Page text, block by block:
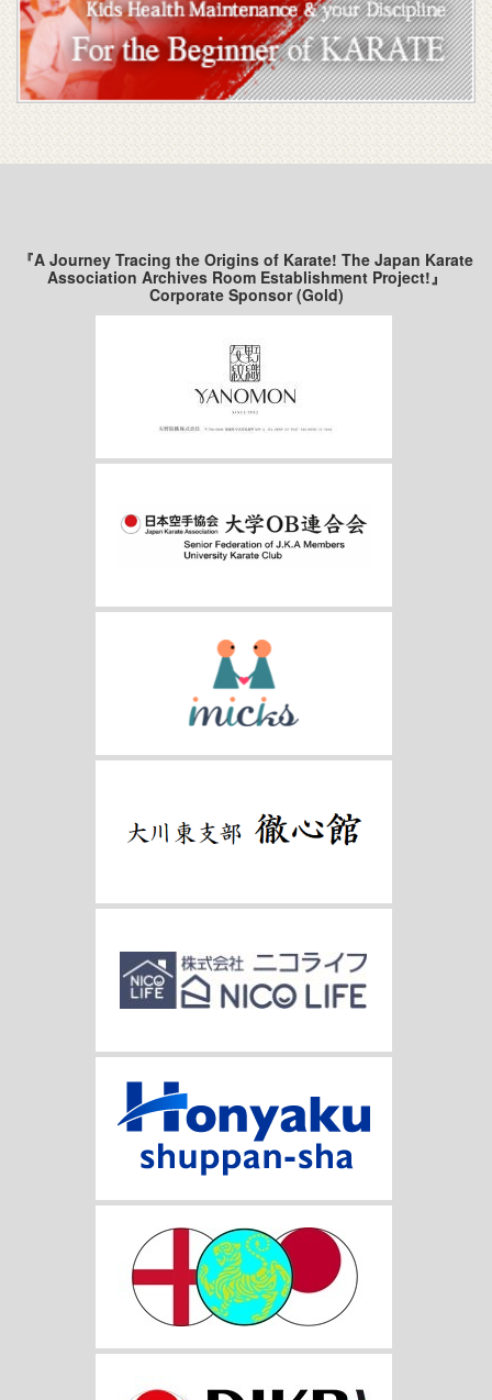
『A Journey Tracing the Origins of Karate! The Japan Karate
Association Archives Room Establishment Project!』
Corporate Sponsor (Gold)